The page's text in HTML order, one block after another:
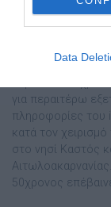
Data
Σοβαρό
50χρονος
Σοβαρό ατύχημα
για περαιτέρω
πληροφορίες του
κατά τον
στο νησί Καστός
50χρονος